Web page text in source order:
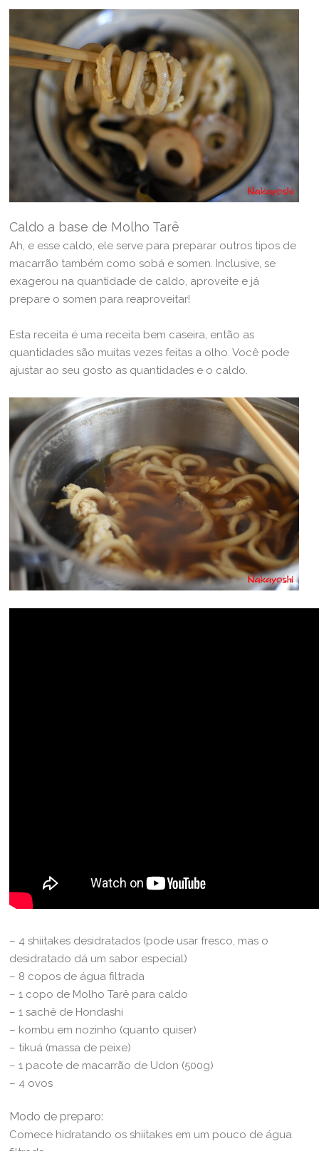
Caldo a base de Molho Tarê
Ah, e esse caldo, ele serve para preparar outros tipos de
macarrão também como sobá e somen. Inclusive, se
exagerou na quantidade de caldo, aproveite e já
prepare o somen para reaproveitar!
Esta receita é uma receita bem caseira, então as
quantidades são muitas vezes feitas a olho. Você pode
ajustar ao seu gosto as quantidades e o caldo.
– 4 shiitakes desidratados (pode usar fresco, mas o
desidratado dá um sabor especial)
– 8 copos de água filtrada
– 1 copo de Molho Tarê para caldo
– 1 sachê de Hondashi
– kombu em nozinho (quanto quiser)
– tikuá (massa de peixe)
– 1 pacote de macarrão de Udon (500g)
– 4 ovos
Modo de preparo:
Comece hidratando os shiitakes em um pouco de água